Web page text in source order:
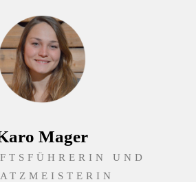
Mager
UND